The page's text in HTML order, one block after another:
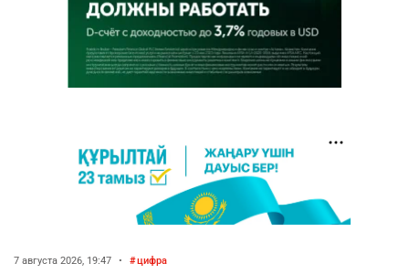
7 августа 2026, 19:47 • цифра